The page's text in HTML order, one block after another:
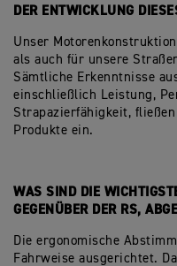
DER ENTWICKLUNG
Unser
als auch für unsere
Sämtliche Erkenntnisse
einschließlich Leistung,
Strapazierfähigkeit,
Produkte ein.
WAS SIND DIE
GEGENÜBER DER RS,
Die ergonomische
Fahrweise ausgerichtet.